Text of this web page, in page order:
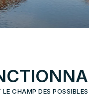
CHAMP DES POSSIBLES